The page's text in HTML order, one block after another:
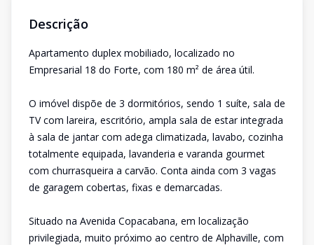
Descrição
Apartamento duplex mobiliado, localizado no
Empresarial 18 do Forte, com 180 m² de área útil.
O imóvel dispõe de 3 dormitórios, sendo 1 suíte, sala de
TV com lareira, escritório, ampla sala de estar integrada
à sala de jantar com adega climatizada, lavabo, cozinha
totalmente equipada, lavanderia e varanda gourmet
com churrasqueira a carvão. Conta ainda com 3 vagas
de garagem cobertas, fixas e demarcadas.
Situado na Avenida Copacabana, em localização
privilegiada, muito próximo ao centro de Alphaville, com